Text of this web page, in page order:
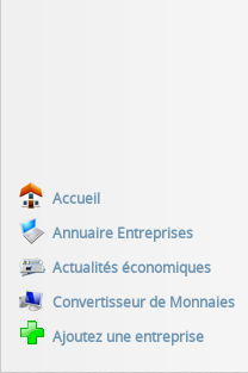
Accueil
Annuaire Entreprises
Actualités économiques
Convertisseur de Monnaies
Ajoutez une entreprise